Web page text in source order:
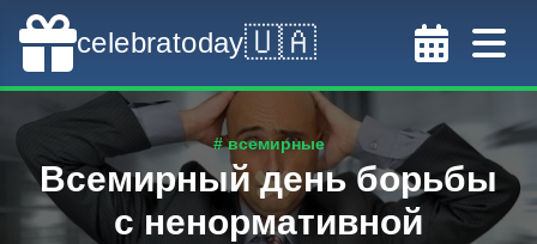
celebratoday🇺🇦
# всемирные
Всемирный день борьбы
с ненормативной